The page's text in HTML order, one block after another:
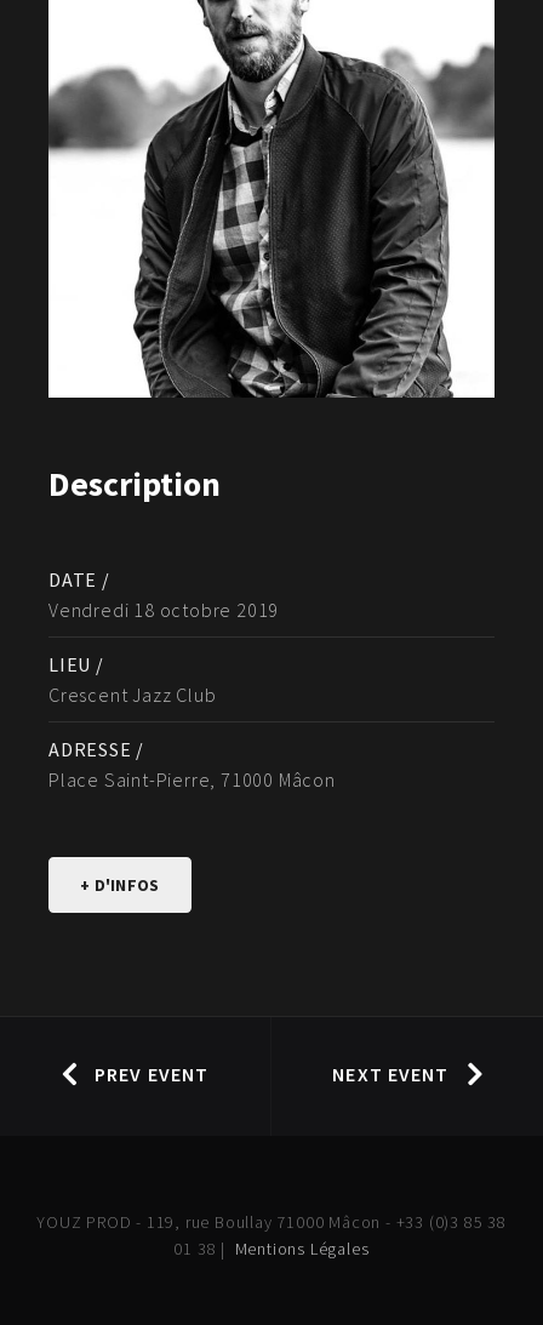
Description
DATE /
Vendredi 18 octobre 2019
LIEU /
Crescent Jazz Club
ADRESSE /
Place Saint-Pierre, 71000 Mâcon
+ D'INFOS
PREV EVENT NEXT EVENT
YOUZ PROD - 119, rue Boullay 71000 Mâcon - +33 (0)3 85 38
01 38 | Mentions Légales